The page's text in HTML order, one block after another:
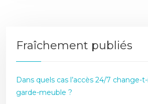
Fraîchement publiés
Dans quels cas l’accès 24/7 change-t-
garde-meuble ?